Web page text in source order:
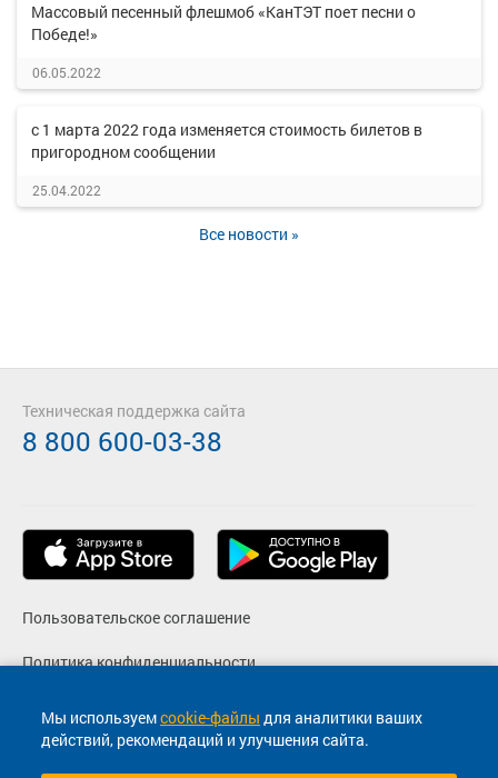
Массовый песенный флешмоб «КанТЭТ поет песни о
Победе!»
06.05.2022
с 1 марта 2022 года изменяется стоимость билетов в
пригородном сообщении
25.04.2022
Все новости »
Мы используемcookie-файлы для аналитики ваших
действий, рекомендаций и улучшения сайта.
Пользовательское соглашение
Политика конфиденциальности
Согласие на маркетинговые сообщения
Техническая поддержка сайта
8 800 600-03-38